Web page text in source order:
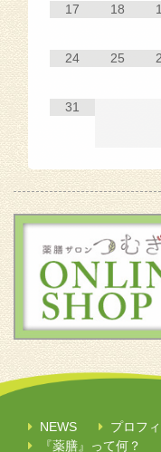
17 18
24 25
31
NEWS
プロフ
『薬膳』って何？